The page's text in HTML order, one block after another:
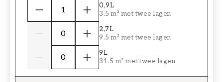
0,9L
3.5 m² met twee lagen
2,7L
9.5 m² met twee lagen
9L
31.5 m² met twee lagen